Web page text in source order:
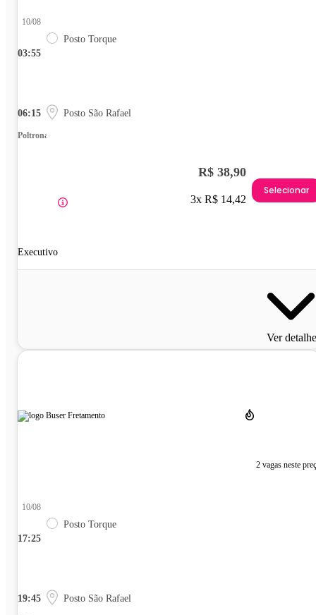
03:55
10/08
Posto Torque
06:15 Posto São Rafael
Poltrona
Executivo
R$ 38,90
3x R$ 14,42
Selecionar
Ver
2 vagas neste
17:25
10/08
Posto Torque
19:45 Posto São Rafael